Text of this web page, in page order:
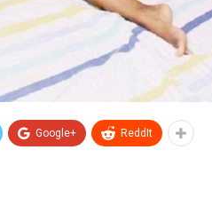
Google+ ReddIt